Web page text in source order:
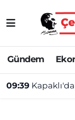
Gündem
Asayiş
Ekonomi
Gündem
Tekirdağ
Tekirdağ
Tekirdağ
Tekirdağ